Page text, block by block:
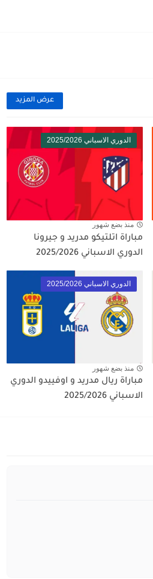
عرض المزيد
الدوري الاسباني 2025/2026
منذ بضع شهور
مباراة اتلتيكو مدريد و جيرونا
الدوري الاسباني 2025/2026
الدوري الاسباني 2025/2026
منذ بضع شهور
مباراة ريال مدريد و اوفييدو الدوري
الاسباني 2025/2026